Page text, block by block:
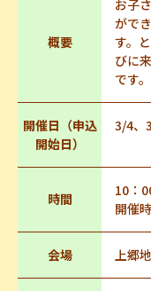
概要
お子
がで
す。
びに
です。
開催日（申込
開始日）
3/4、
時間
10：
開催
会場 上郷